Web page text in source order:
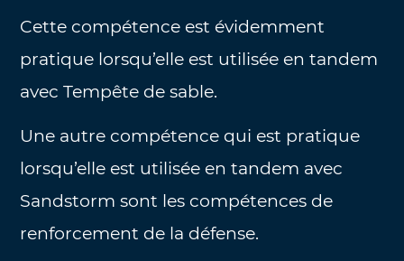
Cette compétence est évidemment
pratique lorsqu’elle est utilisée en tandem
avec Tempête de sable.
Une autre compétence qui est pratique
lorsqu’elle est utilisée en tandem avec
Sandstorm sont les compétences de
renforcement de la défense.